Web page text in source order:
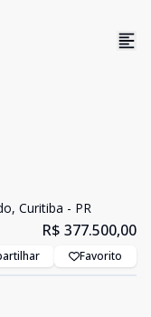
Curitiba - PR
R$ 377.500,00
Favorito